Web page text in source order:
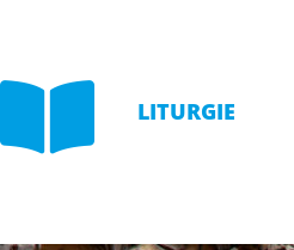
 LITURGIE